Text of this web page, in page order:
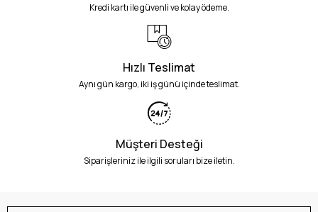
Kredi kartı ile güvenli ve kolay ödeme.
Hızlı Teslimat
Aynı gün kargo, iki iş günü içinde teslimat.
Müşteri Desteği
Siparişleriniz ile ilgili soruları bize iletin.